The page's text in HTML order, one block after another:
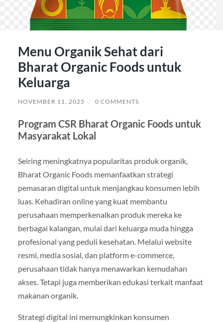
Menu Organik Sehat dari
Bharat Organic Foods untuk
Keluarga
NOVEMBER 11, 2025 / 0 COMMENTS
Program CSR Bharat Organic Foods untuk
Masyarakat Lokal
Seiring meningkatnya popularitas produk organik,
Bharat Organic Foods memanfaatkan strategi
pemasaran digital untuk menjangkau konsumen lebih
luas. Kehadiran online yang kuat membantu
perusahaan memperkenalkan produk mereka ke
berbagai kalangan, mulai dari keluarga muda hingga
profesional yang peduli kesehatan. Melalui website
resmi, media sosial, dan platform e-commerce,
perusahaan tidak hanya menawarkan kemudahan
akses. Tetapi juga memberikan edukasi terkait manfaat
makanan organik.
Strategi digital ini memungkinkan konsumen